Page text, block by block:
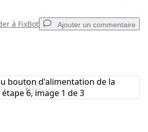
à FixBot Ajouter un commentaire